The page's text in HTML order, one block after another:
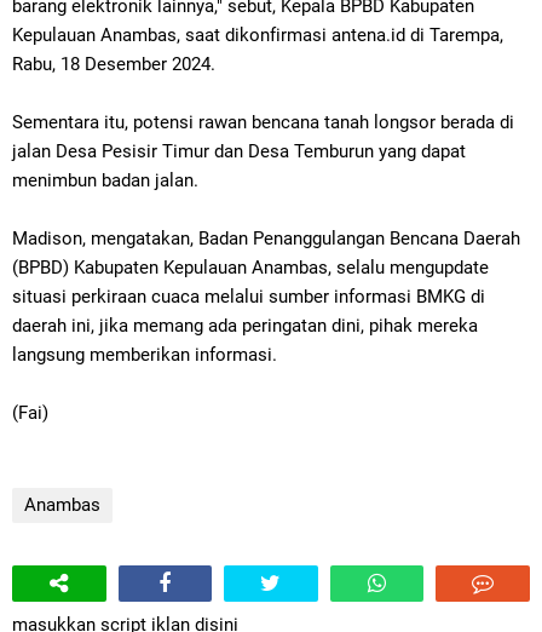
barang elektronik lainnya," sebut, Kepala BPBD Kabupaten
Kepulauan Anambas, saat dikonfirmasi antena.id di Tarempa,
Rabu, 18 Desember 2024.
Sementara itu, potensi rawan bencana tanah longsor berada di
jalan Desa Pesisir Timur dan Desa Temburun yang dapat
menimbun badan jalan.
Madison, mengatakan, Badan Penanggulangan Bencana Daerah
(BPBD) Kabupaten Kepulauan Anambas, selalu mengupdate
situasi perkiraan cuaca melalui sumber informasi BMKG di
daerah ini, jika memang ada peringatan dini, pihak mereka
langsung memberikan informasi.
(Fai)
Anambas
masukkan script iklan disini